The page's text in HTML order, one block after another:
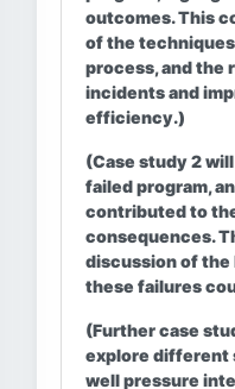
outcomes. This
of the
process, and the
incidents and
efficiency.)
(Case study 2
failed program,
contributed to
consequences.
discussion of the
these failures
(Further case
explore different
well pressure